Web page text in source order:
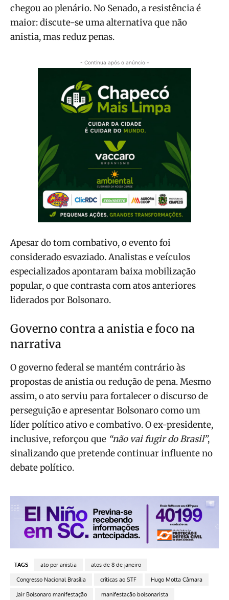
chegou ao plenário. No Senado, a resistência é
maior: discute-se uma alternativa que não
anistia, mas reduz penas.
- Continua após o anúncio -
Apesar do tom combativo, o evento foi
considerado esvaziado. Analistas e veículos
especializados apontaram baixa mobilização
popular, o que contrasta com atos anteriores
liderados por Bolsonaro.
Governo contra a anistia e foco na
narrativa
O governo federal se mantém contrário às
propostas de anistia ou redução de pena. Mesmo
assim, o ato serviu para fortalecer o discurso de
perseguição e apresentar Bolsonaro como um
líder político ativo e combativo. O ex-presidente,
inclusive, reforçou que “não vai fugir do Brasil”,
sinalizando que pretende continuar influente no
debate político.
TAGS ato por anistia atos de 8 de janeiro
Congresso Nacional Brasília críticas ao STF Hugo Motta Câmara
Jair Bolsonaro manifestação manifestação bolsonarista